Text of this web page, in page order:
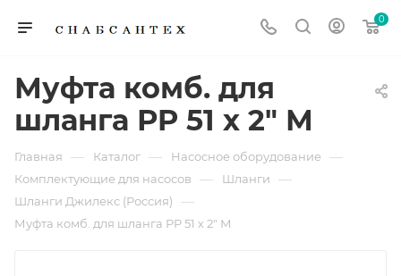
0
Муфта комб. для
шланга РP 51 х 2" М
Главная — Каталог — Насосное оборудование —
Комплектующие для насосов — Шланги —
Шланги Джилекс (Россия) —
Муфта комб. для шланга РP 51 х 2" М